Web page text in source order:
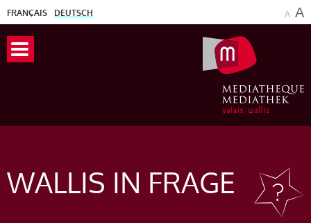
FRANÇAIS DEUTSCH A A
WALLIS IN FRAGE